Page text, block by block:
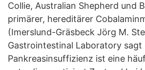
Collie, Australian Shepherd und
primärer, hereditärer
(Imerslund-Gräsbeck Jörg M.
Gastrointestinal Laboratory sagt
Pankreasinsuffizienz ist eine